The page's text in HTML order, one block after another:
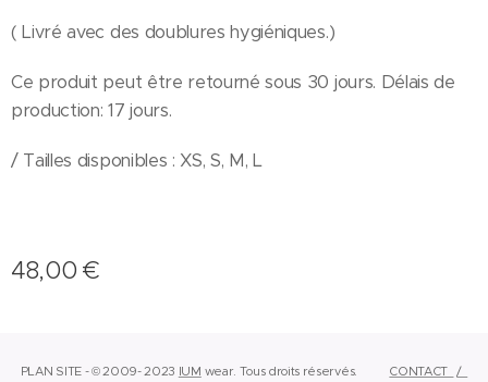
( Livré avec des doublures hygiéniques.)
Ce produit peut être retourné sous 30 jours. Délais de
production: 17 jours.
/ Tailles disponibles : XS, S, M, L
48,00 €
PLAN SITE - © 2009- 2023 IUM wear. Tous droits réservés. CONTACT /